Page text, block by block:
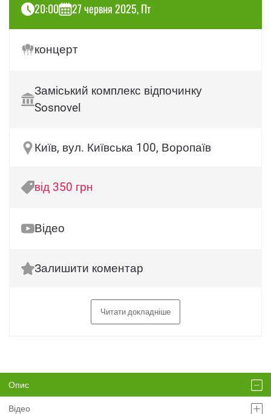
20:00 27 червня 2025, Пт
концерт
Заміський комплекс відпочинку
Sosnovel
Київ, вул. Київська 100, Воропаїв
від 350 грн
Відео
Залишити коментар
Читати докладніше
Опис
Відео